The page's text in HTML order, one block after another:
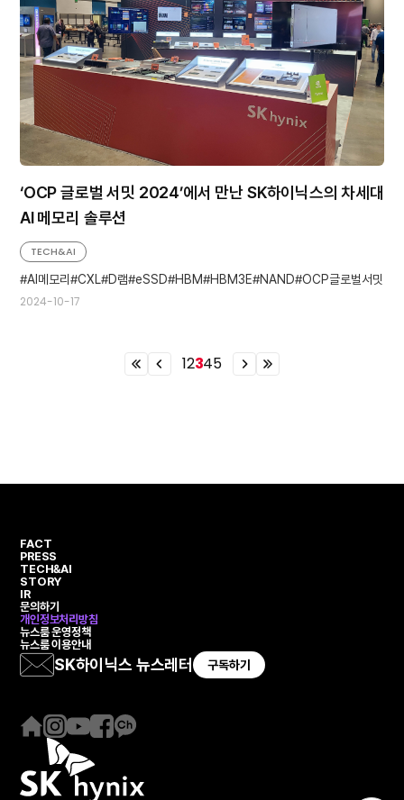
‘OCP 글로벌 서밋 2024’에서 만난 SK하이닉스의 차세대
AI 메모리 솔루션
2024-10-17
TECH&AI
AI메모리
CXL D램 eSSD HBM HBM3E NAND OCP글로벌서밋
이
이
12345
이
이
FACT
PRESS
TECH&AI
STORY
IR
문의하기
개인정보처리방침
뉴스룸 운영정책
뉴스룸 이용안내
SK하이닉스 뉴스레터 구독하기
홈
이
지
인
스
타
그
유
튜
브
페
스
북
카
채